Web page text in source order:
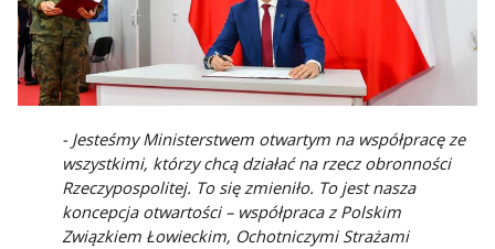
- Jesteśmy Ministerstwem otwartym na współpracę ze
wszystkimi, którzy chcą działać na rzecz obronności
Rzeczypospolitej. To się zmieniło. To jest nasza
koncepcja otwartości – współpraca z Polskim
Związkiem Łowieckim, Ochotniczymi Strażami